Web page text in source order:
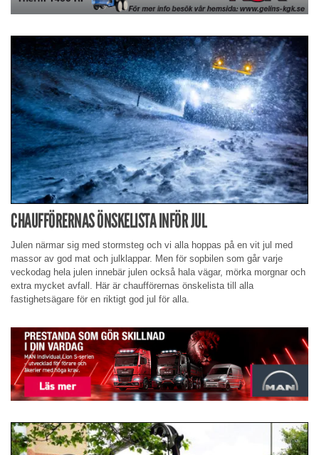
CHAUFFÖRERNAS ÖNSKELISTA INFÖR JUL
Julen närmar sig med stormsteg och vi alla hoppas på en vit jul med
massor av god mat och julklappar. Men för sopbilen som går varje
veckodag hela julen innebär julen också hala vägar, mörka morgnar och
extra mycket avfall. Här är chaufförernas önskelista till alla
fastighetsägare för en riktigt god jul för alla.